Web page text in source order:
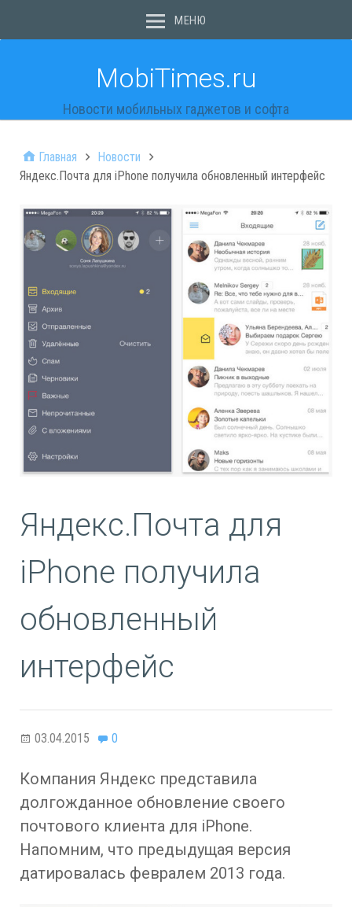
МЕНЮ
MobiTimes.ru
Новости мобильных гаджетов и софта
Главная
Новости
Яндекс.Почта для iPhone получила обновленный интерфейс
Яндекс.Почта для
iPhone получила
обновленный
интерфейс
03.04.2015 0
Компания Яндекс представила
долгожданное обновление своего
почтового клиента для iPhone.
Напомним, что предыдущая версия
датировалась февралем 2013 года.